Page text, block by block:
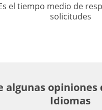
el tiempo medio de
solicitudes
algunas
Idiomas